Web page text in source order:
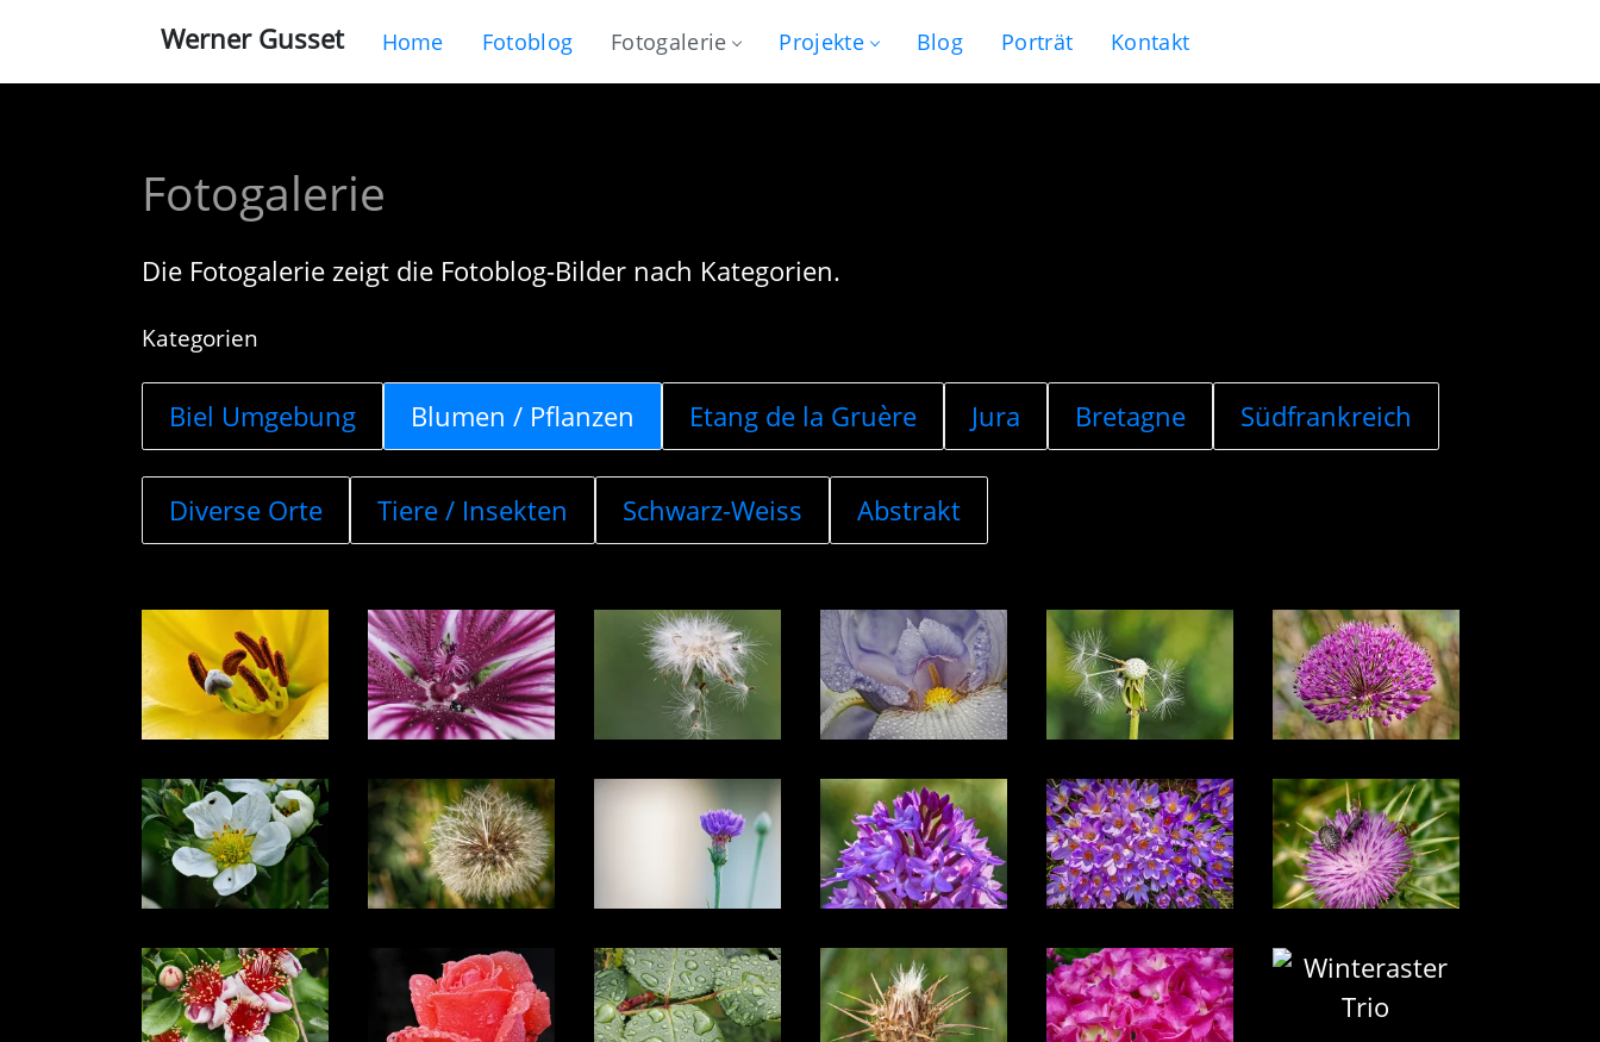
Werner Gusset Home Fotoblog Fotogalerie Projekte Blog Porträt Kontakt
Fotogalerie
Die Fotogalerie zeigt die Fotoblog-Bilder nach Kategorien.
Kategorien
Biel Umgebung Blumen / Pflanzen Etang de la Gruère Jura Bretagne Südfrankreich
Diverse Orte Tiere / Insekten Schwarz-Weiss Abstrakt